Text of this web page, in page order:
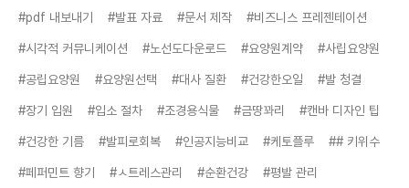
#pdf 내보내기 #발표 자료 #문서 제작 #비즈니스 프레젠테이션
#시각적 커뮤니케이션 #노선도다운로드 #요양원계약 #사립요양원
#공립요양원 #요양원선택 #대사 질환 #건강한오일 #발 청결
#장기 입원 #입소 절차 #조경용식물 #금땅꽈리 #캔바 디자인 팁
#건강한 기름 #발피로회복 #인공지능비교 #케토플루 ## 키위수
#페퍼민트 향기 #ㅅ트레스관리 #순환건강 #평발 관리